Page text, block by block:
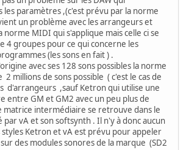
les paramètres ,(c'est prévu par la norme
un problème avec les arrangeurs et
norme MIDI qui s'applique mais celle ci se
4 groupes pour ce qui concerne les
(les sons en fait ) .
avec ses 128 sons possibles la norme
2 millions de sons possible ( c'est le cas de
d'arrangeurs ,sauf Ketron qui utilise une
entre GM et GM2 avec un peu plus de
matrice intermédiaire se retrouve dans le
par vA et son softsynth . Il n'y à donc aucun
styles Ketron et vA est prévu pour appeler
sur des modules sonores de la marque (SD2